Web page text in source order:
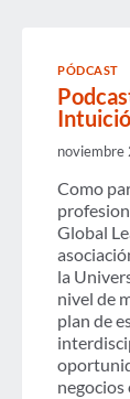
PÓDCAST
noviembre
Como
Global
la
nivel de
plan de
negocios